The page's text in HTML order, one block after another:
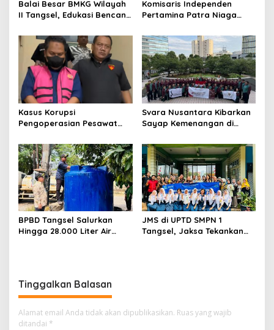
Balai Besar BMKG Wilayah
II Tangsel, Edukasi Bencana
kepada pelajar UPTD SMPN
23
Komisaris Independen
Pertamina Patra Niaga
Mitra Binaan dengan
Sentuhan Kemanusiaan dan
Keberlanjutan
Kasus Korupsi
Pengoperasian Pesawat
Development Ditetapkan
Tersangka
Svara Nusantara Kibarkan
Sayap Kemenangan di
BPBD Tangsel Salurkan
Hingga 28.000 Liter Air
JMS di UPTD SMPN 1
Tangsel, Jaksa Tekankan
Tinggalkan Balasan
Alamat email Anda tidak akan dipublikasikan. Ruas yang wajib
ditandai *